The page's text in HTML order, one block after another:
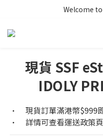
Welcome
現貨 SSF
IDOLY
•	現貨訂單滿港幣
•	詳情可查看運送政策